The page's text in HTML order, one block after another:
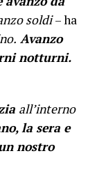
soldi– ha
Avanzo
notturni.
all’interno
la sera e
nostro